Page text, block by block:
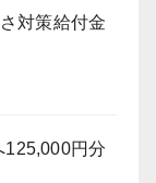
対策給付金
125,000円分